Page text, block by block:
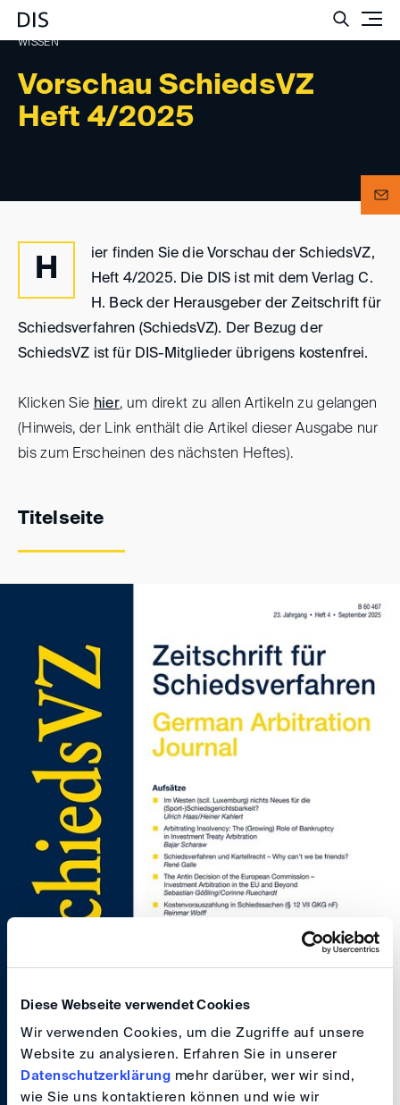
Diese Webseite verwendet Cookies
Wir verwenden Cookies, um die Zugriffe auf unsere
Website zu analysieren. Erfahren Sie in unserer
Datenschutzerklärung mehr darüber, wer wir sind,
wie Sie uns kontaktieren können und wie wir
Vorschau SchiedsVZ
Heft 4/2025
WISSEN
H
ier finden Sie die Vorschau der SchiedsVZ,
Heft 4/2025. Die DIS ist mit dem Verlag C.
H. Beck der Herausgeber der Zeitschrift für
Schiedsverfahren (SchiedsVZ). Der Bezug der
SchiedsVZ ist für DIS-Mitglieder übrigens kostenfrei.
Klicken Sie hier, um direkt zu allen Artikeln zu gelangen
(Hinweis, der Link enthält die Artikel dieser Ausgabe nur
bis zum Erscheinen des nächsten Heftes).
Titelseite